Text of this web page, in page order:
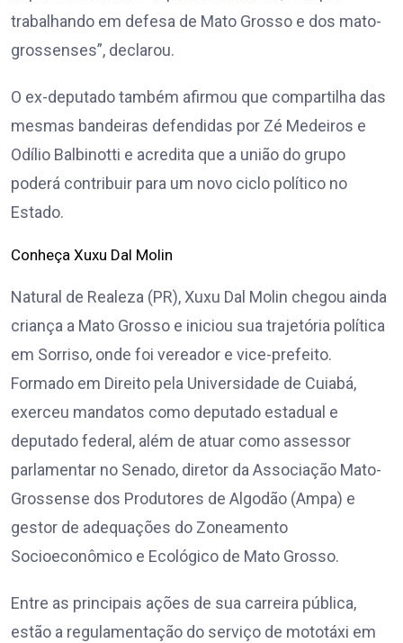
trabalhando em defesa de Mato Grosso e dos mato-
grossenses”, declarou.
O ex-deputado também afirmou que compartilha das
mesmas bandeiras defendidas por Zé Medeiros e
Odílio Balbinotti e acredita que a união do grupo
poderá contribuir para um novo ciclo político no
Estado.
Conheça Xuxu Dal Molin
Natural de Realeza (PR), Xuxu Dal Molin chegou ainda
criança a Mato Grosso e iniciou sua trajetória política
em Sorriso, onde foi vereador e vice-prefeito.
Formado em Direito pela Universidade de Cuiabá,
exerceu mandatos como deputado estadual e
deputado federal, além de atuar como assessor
parlamentar no Senado, diretor da Associação Mato-
Grossense dos Produtores de Algodão (Ampa) e
gestor de adequações do Zoneamento
Socioeconômico e Ecológico de Mato Grosso.
Entre as principais ações de sua carreira pública,
estão a regulamentação do serviço de mototáxi em